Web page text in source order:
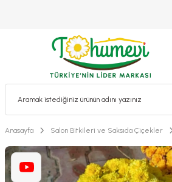
Anasayfa Salon Bitkileri ve Saksıda Çiçekler